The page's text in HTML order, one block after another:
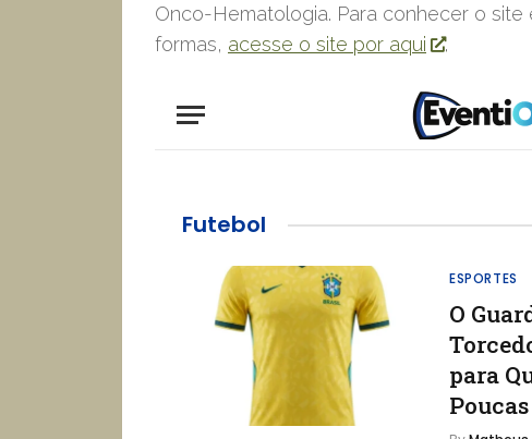
Onco-Hematologia. Para conhecer o
formas, acesse o site por aqui .